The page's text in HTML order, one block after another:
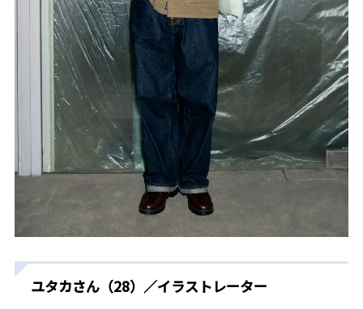
ユタカさん（28）／イラストレーター